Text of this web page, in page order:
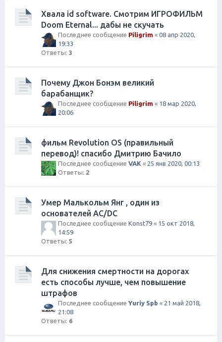
Хвала id software. Смотрим ИГРОФИЛЬМ
Doom Eternal... дабы не скучать
Последнее сообщение Piligrim « 08 апр 2020,
19:33
Ответы: 3
Почему Джон Бонэм великий
барабанщик?
Последнее сообщение Piligrim « 18 мар 2020,
20:06
фильм Revolution OS (правильный
перевод)! спасибо Дмитрию Бачило
Последнее сообщение VAK « 25 янв 2020, 00:13
Ответы: 2
Умер Малькольм Янг , один из
основателей AC/DC
Последнее сообщение Konst79 « 15 окт 2018,
14:59
Ответы: 5
Для снижения смертности на дорогах
есть способы лучше, чем повышение
штрафов
Последнее сообщение Yuriy Spb « 21 май 2018,
21:08
Ответы: 6